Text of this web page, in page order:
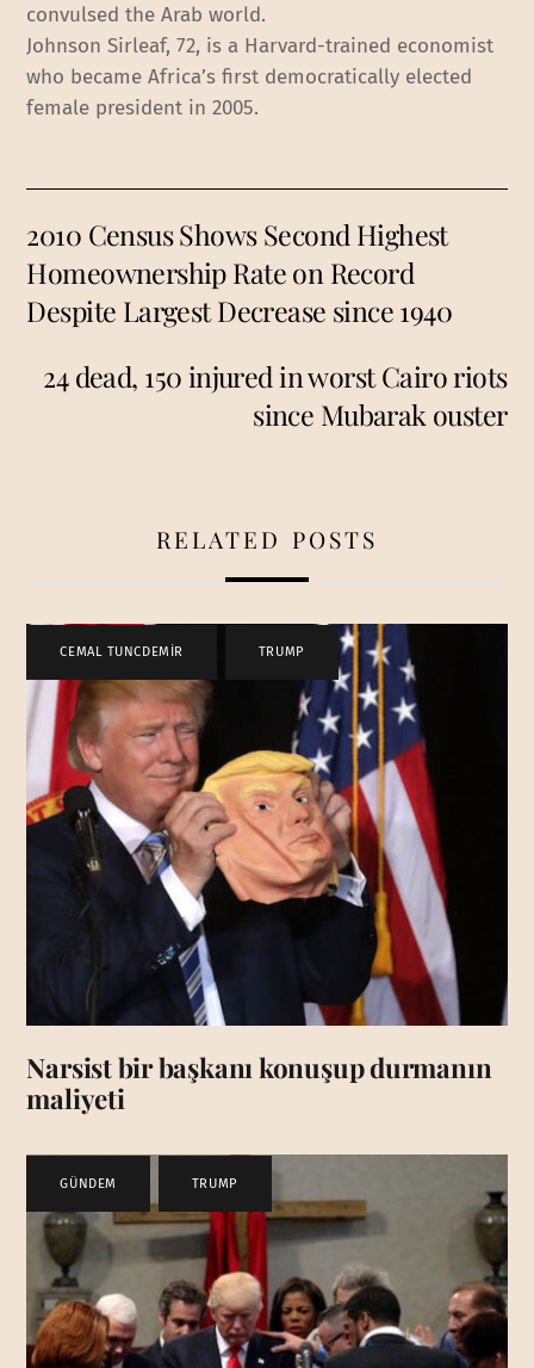
convulsed the Arab world.
Johnson Sirleaf, 72, is a Harvard-trained economist
who became Africa’s first democratically elected
female president in 2005.
2010 Census Shows Second Highest
Homeownership Rate on Record
Despite Largest Decrease since 1940
24 dead, 150 injured in worst Cairo riots
since Mubarak ouster
RELATED POSTS
CEMAL TUNCDEMİR TRUMP
Narsist bir başkanı konuşup durmanın
maliyeti
GÜNDEM TRUMP